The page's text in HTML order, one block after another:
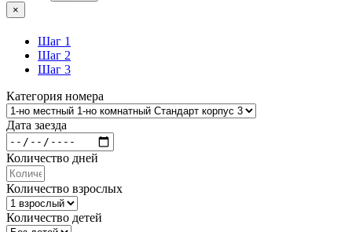
×
Шаг 1
Шаг 2
Шаг 3
Категория номера
Дата заезда
Количество дней
Количество взрослых
Количество детей